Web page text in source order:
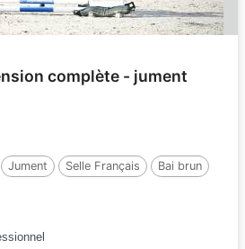
complète - jument
Jument Selle Français
Bai brun